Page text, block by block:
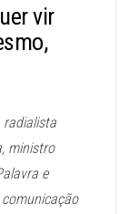
vir
radialista
ministro
e